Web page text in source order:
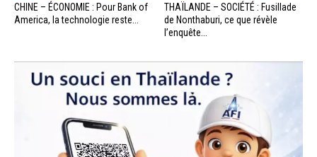
CHINE – ÉCONOMIE : Pour Bank of
America, la technologie reste...
THAÏLANDE – SOCIÉTÉ : Fusillade
de Nonthaburi, ce que révèle
l’enquête...